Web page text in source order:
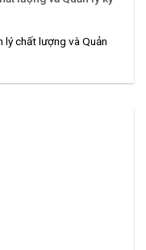
lý chất lượng và Quản